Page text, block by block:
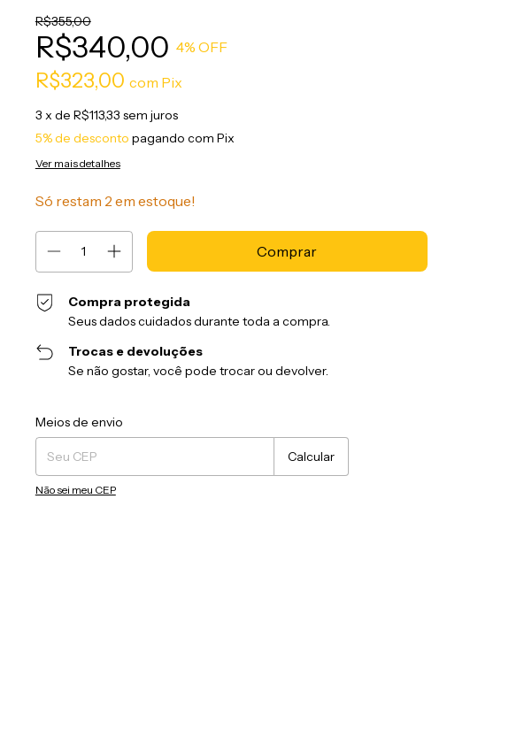
R$355,00
R$340,00 4% OFF
R$323,00 com Pix
3 x de R$113,33 sem juros
5% de desconto pagando com Pix
Ver mais detalhes
Só restam 2 em estoque!
Compra protegida
Seus dados cuidados durante toda a compra.
Trocas e devoluções
Se não gostar, você pode trocar ou devolver.
Entregas para o CEP:
Meios de envio
Calcular
Não sei meu CEP